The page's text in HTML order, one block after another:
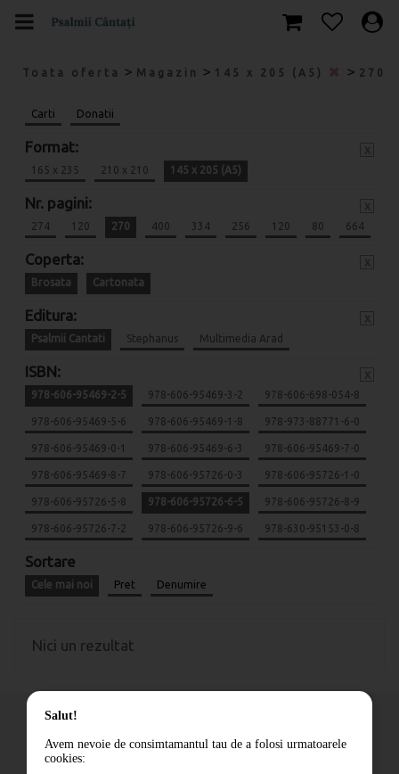
Toata oferta > Magazin > 145 x 205 (A5) > 270
Carti Donatii
Format:
165 x 235 210 x 210 145 x 205 (A5)
Nr. pagini:
274 120 270 400 334 256 120 80 664
Coperta:
Brosata Cartonata
Editura:
Psalmii Cantati Stephanus Multimedia Arad
ISBN:
978-606-95469-2-5 978-606-95469-3-2 978-606-698-054-8
978-606-95469-5-6 978-606-95469-1-8 978-973-88771-6-0
978-606-95469-0-1 978-606-95469-6-3 978-606-95469-7-0
978-606-95469-8-7 978-606-95726-0-3 978-606-95726-1-0
978-606-95726-5-8 978-606-95726-6-5 978-606-95726-8-9
978-606-95726-7-2 978-606-95726-9-6 978-630-95153-0-8
Sortare
Cele mai noi Pret Denumire
Nici un rezultat
Cum comand
Salut!
Avem nevoie de consimtamantul tau de a folosi urmatoarele
cookies: